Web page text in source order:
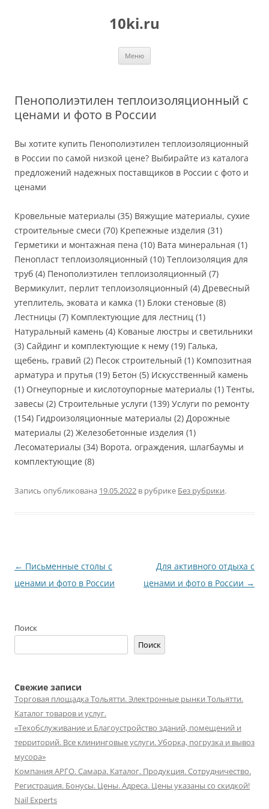
10ki.ru
Меню
Пенополиэтилен теплоизоляционный с
ценами и фото в России
Вы хотите купить Пенополиэтилен теплоизоляционный
в России по самой низкой цене? Выбирайте из каталога
предложений надежных поставщиков в России с фото и
ценами
Кровельные материалы (35) Вяжущие материалы, сухие
строительные смеси (70) Крепежные изделия (31)
Герметики и монтажная пена (10) Вата минеральная (1)
Пенопласт теплоизоляционный (10) Теплоизоляция для
труб (4) Пенополиэтилен теплоизоляционный (7)
Вермикулит, перлит теплоизоляционный (4) Древесный
утеплитель, эковата и камка (1) Блоки стеновые (8)
Лестницы (7) Комплектующие для лестниц (1)
Натуральный камень (4) Кованые люстры и светильники
(3) Сайдинг и комплектующие к нему (19) Галька,
щебень, гравий (2) Песок строительный (1) Композитная
арматура и прутья (19) Бетон (5) Искусственный камень
(1) Огнеупорные и кислотоупорные материалы (1) Тенты,
завесы (2) Строительные услуги (139) Услуги по ремонту
(154) Гидроизоляционные материалы (2) Дорожные
материалы (2) Железобетонные изделия (1)
Лесоматериалы (34) Ворота, ограждения, шлагбаумы и
комплектующие (8)
Запись опубликована 19.05.2022 в рубрике Без рубрики.
Навигация
по
← Письменные столы с
ценами и фото в России
Для активного отдыха с
ценами и фото в России →
Поиск
Поиск
Свежие записи
Торговая площадка Тольятти. Электронные рынки Тольятти.
Каталог товаров и услуг.
«Техобслуживание и Благоустройство зданий, помещений и
территорий. Все клининговые услуги. Уборка, погрузка и вывоз
мусора»
Компания АРГО. Самара. Каталог. Продукция. Сотрудничество.
Регистрация. Бонусы. Цены. Адреса. Цены указаны со скидкой!
Nail Experts